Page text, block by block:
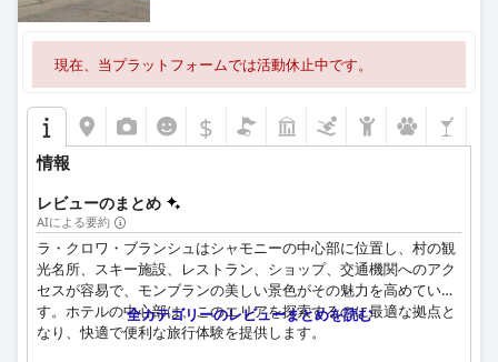
現在、当プラットフォームでは活動休止中です。
$
情報
レビューのまとめ
AIによる要約
ラ・クロワ・ブランシュはシャモニーの中心部に位置し、村の観
光名所、スキー施設、レストラン、ショップ、交通機関へのアク
セスが容易で、モンブランの美しい景色がその魅力を高めていま
す。ホテルの中心部は、このエリアを探索するのに最適な拠点と
なり、快適で便利な旅行体験を提供します。
全カテゴリーのレビューまとめを読む